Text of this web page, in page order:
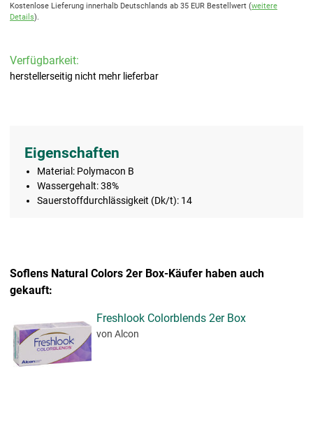
Kostenlose Lieferung innerhalb Deutschlands ab 35 EUR Bestellwert (weitere
Details).
Verfügbarkeit:
herstellerseitig nicht mehr lieferbar
Eigenschaften
Material: Polymacon B
Wassergehalt: 38%
Sauerstoffdurchlässigkeit (Dk/t): 14
Soflens Natural Colors 2er Box-Käufer haben auch
gekauft:
Freshlook Colorblends 2er Box
von Alcon